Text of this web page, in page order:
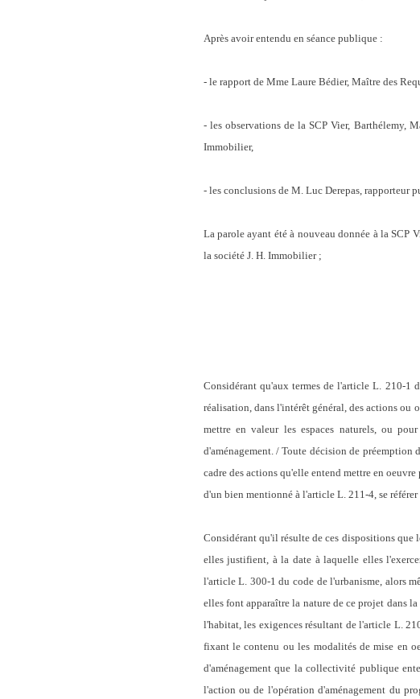
Après avoir entendu en séance publique :
- le rapport de Mme Laure Bédier, Maître des
- les observations de la SCP Vier, Barthélemy,
Immobilier,
- les conclusions de M. Luc Derepas, rapporteur
La parole ayant été à nouveau donnée à la
la société J. H. Immobilier ;
Considérant qu'aux termes de l'article L. 210-1
réalisation, dans l'intérêt général, des actions ou
mettre en valeur les espaces naturels, ou
d'aménagement. / Toute décision de
cadre des actions qu'elle entend mettre en
d'un bien mentionné à l'article L. 211-4, se
Considérant qu'il résulte de ces dispositions
elles justifient, à la date à laquelle elles
l'article L. 300-1 du code de l'urbanisme, alors
elles font apparaître la nature de ce projet dans
l'habitat, les exigences résultant de l'article L.
fixant le contenu ou les modalités de mise en
d'aménagement que la collectivité publique
l'action ou de l'opération d'aménagement du